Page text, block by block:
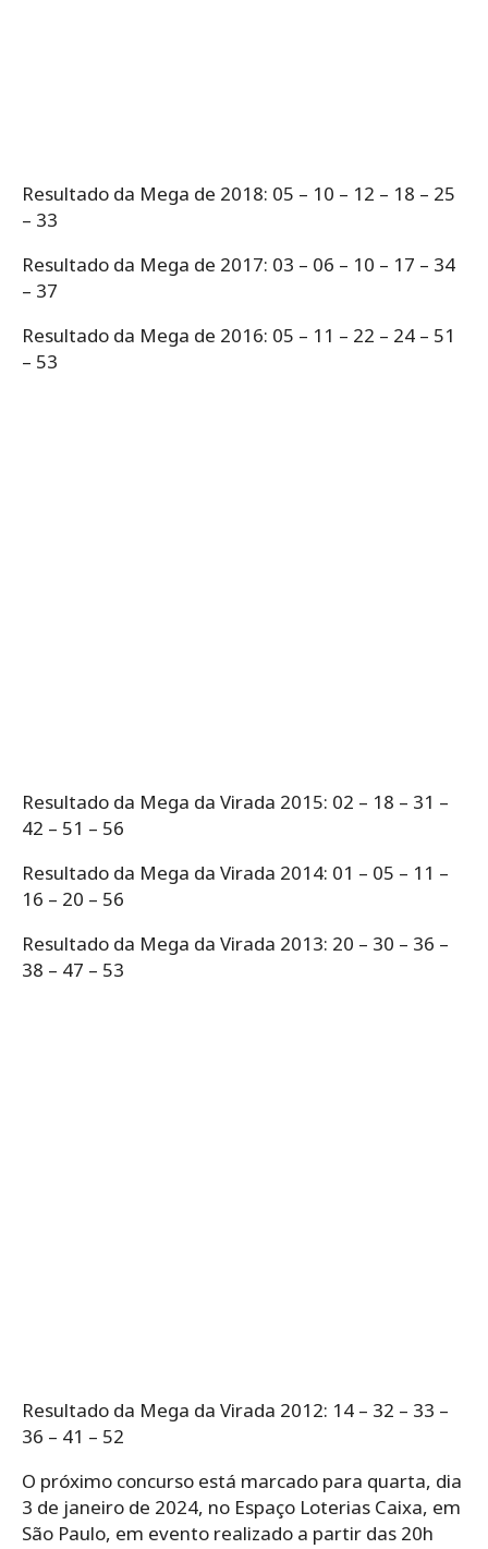
Resultado da Mega de 2018: 05 – 10 – 12 – 18 – 25
– 33
Resultado da Mega de 2017: 03 – 06 – 10 – 17 – 34
– 37
Resultado da Mega de 2016: 05 – 11 – 22 – 24 – 51
– 53
Resultado da Mega da Virada 2015: 02 – 18 – 31 –
42 – 51 – 56
Resultado da Mega da Virada 2014: 01 – 05 – 11 –
16 – 20 – 56
Resultado da Mega da Virada 2013: 20 – 30 – 36 –
38 – 47 – 53
Resultado da Mega da Virada 2012: 14 – 32 – 33 –
36 – 41 – 52
O próximo concurso está marcado para quarta, dia
3 de janeiro de 2024, no Espaço Loterias Caixa, em
São Paulo, em evento realizado a partir das 20h